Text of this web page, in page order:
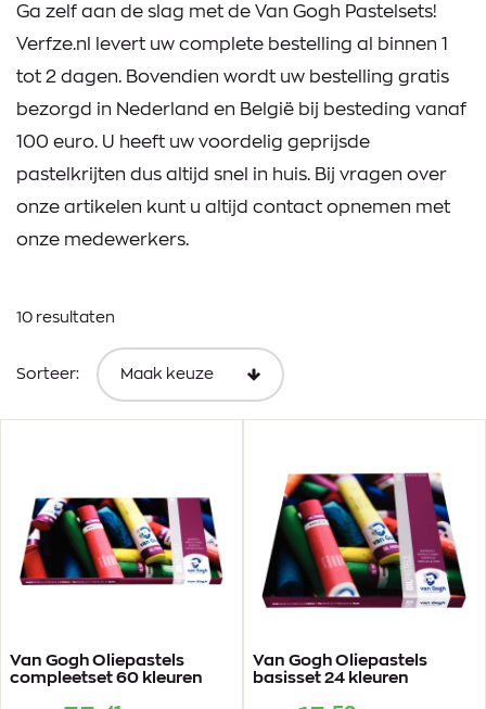
Ga zelf aan de slag met de Van Gogh Pastelsets!
Verfze.nl levert uw complete bestelling al binnen 1
tot 2 dagen. Bovendien wordt uw bestelling gratis
bezorgd in Nederland en België bij besteding vanaf
100 euro. U heeft uw voordelig geprijsde
pastelkrijten dus altijd snel in huis. Bij vragen over
onze artikelen kunt u altijd contact opnemen met
onze medewerkers.
10 resultaten
Sorteer:
Van Gogh Oliepastels
compleetset 60 kleuren
Van Gogh Oliepastels
basisset 24 kleuren